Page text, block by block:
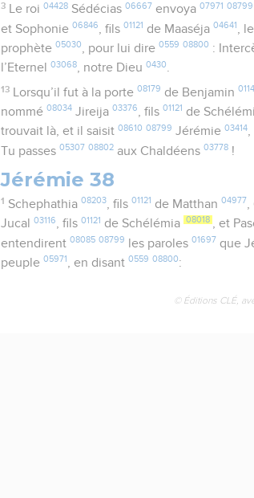
3 Le roi 04428Sédécias 06667 envoya 07971 08799
et Sophonie06846 , fils01121 de Maaséja04641 ,
prophète05030, pour lui dire0559 08800 :
l’Eternel03068, notre Dieu0430.
13 Lorsqu’il fut à la porte 08179 de Benjamin
nommé08034 Jireija03376, fils01121 de
trouvait là, et il saisit08610 08799 Jérémie03414,
Tu passes05307 08802 aux Chaldéens03778 !
Jérémie 38
1 Schephathia 08203, fils 01121 de Matthan 04977,
Jucal03116, fils01121 de Schélémia 08018 , et
entendirent08085 08799 les paroles01697 que
peuple05971 , en disant0559 08800:
© Éditions CLÉ,